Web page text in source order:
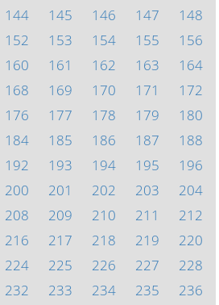
144 145 146 147
148
152 153 154 155
156
160 161 162 163
164
168 169 170 171
172
176 177 178 179
180
184 185 186 187
188
192 193 194 195
196
200 201 202 203
204
208 209 210 211
212
216 217 218 219
220
224 225 226 227
228
232 233 234 235
236